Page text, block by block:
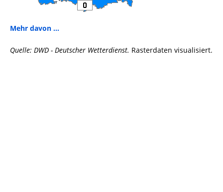
Mehr davon ...
Quelle: DWD - Deutscher Wetterdienst. Rasterdaten visualisiert.